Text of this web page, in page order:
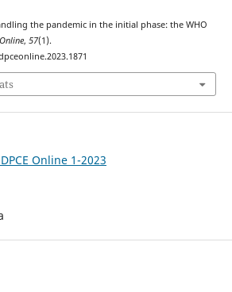
the pandemic in the initial phase: the WHO
, 57(1).
Online 1-2023